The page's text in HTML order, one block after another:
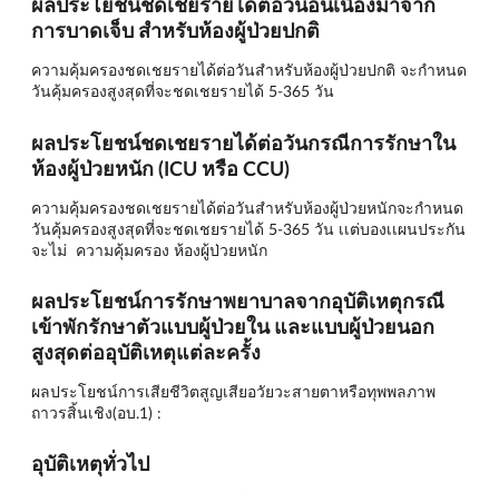
การบาดเจ็บ สำหรับห้องผู้ป่วยปกติ
ความคุ้มครองชดเชยรายได้ต่อวันสำหรับห้องผู้ป่วยปกติ จะกำหนด
วันคุ้มครองสูงสุดที่จะชดเชยรายได้ 5-365 วัน
ผลประโยชน์ชดเชยรายได้ต่อวันกรณีการรักษาใน
ห้องผู้ป่วยหนัก (ICU หรือ CCU)
ความคุ้มครองชดเชยรายได้ต่อวันสำหรับห้องผู้ป่วยหนักจะกำหนด
วันคุ้มครองสูงสุดที่จะชดเชยรายได้ 5-365 วัน เเต่บองเเผนประกัน
จะไม่ ความคุ้มครอง ห้องผู้ป่วยหนัก
ผลประโยชน์การรักษาพยาบาลจากอุบัติเหตุกรณี
เข้าพักรักษาตัวแบบผู้ป่วยใน และแบบผู้ป่วยนอก
สูงสุดต่ออุบัติเหตุแต่ละครั้ง
ผลประโยชน์การเสียชีวิตสูญเสียอวัยวะสายตาหรือทุพพลภาพ
ถาวรสิ้นเชิง(อบ.1) :
อุบัติเหตุทั่วไป